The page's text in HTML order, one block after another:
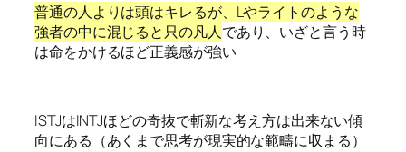
普通の人よりは頭はキレるが、Lやライトのような
強者の中に混じると只の凡人であり、いざと言う時
は命をかけるほど正義感が強い
ISTJはINTJほどの奇抜で斬新な考え方は出来ない傾
向にある（あくまで思考が現実的な範疇に収まる）